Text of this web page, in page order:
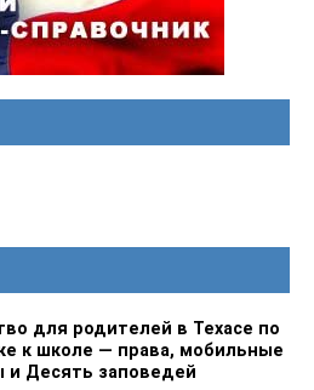
для родителей в Техасе по
к школе — права, мобильные
и Десять заповедей